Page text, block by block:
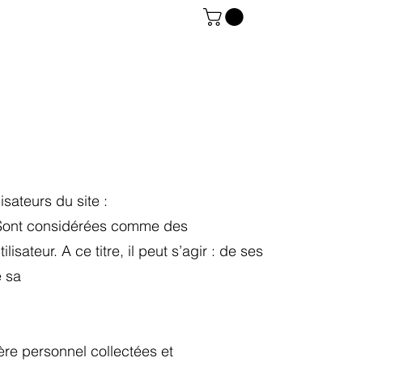
du site :
considérées comme des
A ce titre, il peut s’agir : de ses
sa
personnel collectées et